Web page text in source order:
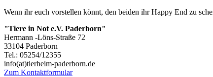
Wenn ihr euch vorstellen könnt, den beiden ihr Happy End zu
"Tiere in Not e.V. Paderborn"
Hermann -Löns-Straße 72
33104 Paderborn
Tel.: 05254/12355
info(at)tierheim-paderborn.de
Zum Kontaktformular